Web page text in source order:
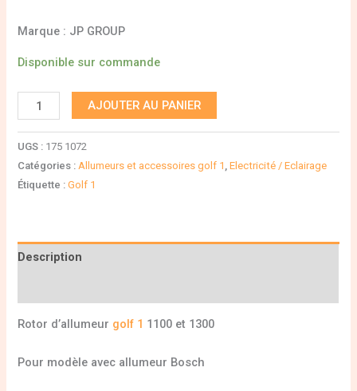
Marque : JP GROUP
Disponible sur commande
AJOUTER AU PANIER
UGS : 175 1072
Catégories :Allumeurs et accessoires golf 1 ,Electricité / Eclairage
Étiquette :Golf 1
Description
Rotor d’allumeur golf 1 1100 et 1300
Pour modèle avec allumeur Bosch